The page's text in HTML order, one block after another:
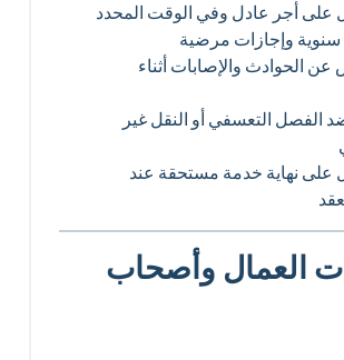
على أجر عادل وفي الوقت المحدد
وإجازات مرضية
عن الحوادث والإصابات أثناء
الفصل التعسفي أو النقل غير
على نهاية خدمة مستحقة عند
العمال وأصحاب